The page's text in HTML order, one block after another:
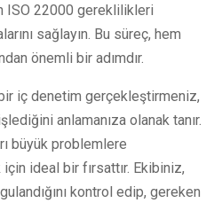
ISO 22000 gereklilikleri
sağlayın. Bu süreç, hem
önemli bir adımdır.
iç denetim gerçekleştirmeniz,
anlamanıza olanak tanır.
büyük problemlere
ideal bir fırsattır. Ekibiniz,
kontrol edip, gereken